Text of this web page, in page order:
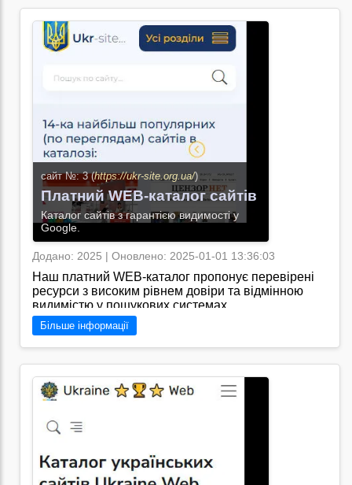
оптимізації. Перейти на сайт →
сайт №: 3 (https://ukr-site.org.ua/)
Платний WEB-каталог сайтів
Каталог сайтів з гарантією видимості у
Google.
Додано: 2025 | Оновлено: 2025-01-01 13:36:03
Наш платний WEB-каталог пропонує перевірені
ресурси з високим рівнем довіри та відмінною
видимістю у пошукових системах.
Перейти на сайт →
Більше інформації